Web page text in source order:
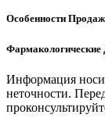
Особенности
Фармакологические
Информация
неточности.